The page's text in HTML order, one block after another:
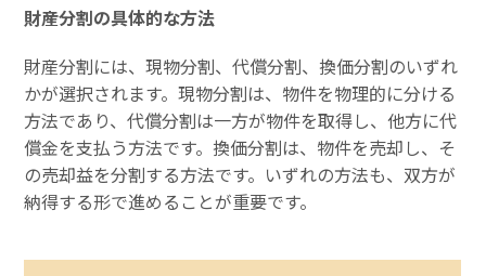
財産分割の具体的な方法
財産分割には、現物分割、代償分割、換価分割のいずれ
かが選択されます。現物分割は、物件を物理的に分ける
方法であり、代償分割は一方が物件を取得し、他方に代
償金を支払う方法です。換価分割は、物件を売却し、そ
の売却益を分割する方法です。いずれの方法も、双方が
納得する形で進めることが重要です。